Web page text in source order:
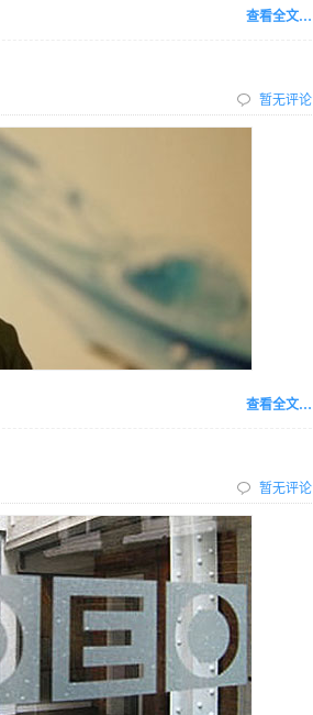
查看全文…
暂无评论
查看全文…
暂无评论